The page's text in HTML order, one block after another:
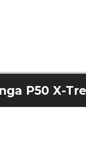
P50 X-